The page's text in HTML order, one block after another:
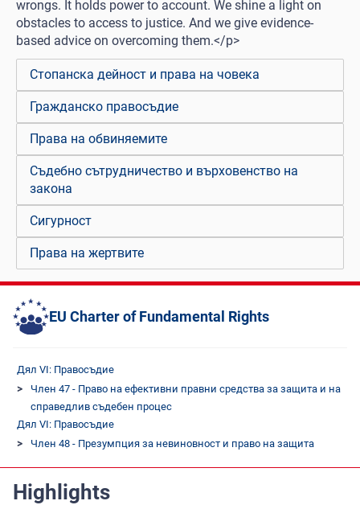
wrongs. It holds power to account. We shine a light on
obstacles to access to justice. And we give evidence-
based advice on overcoming them.</p>
Стопанска дейност и права на човека
Гражданско правосъдие
Права на обвиняемите
Съдебно сътрудничество и върховенство на
закона
Сигурност
Права на жертвите
EU Charter of Fundamental Rights
Дял VI: Правосъдие
Член 47 - Право на ефективни правни средства за защита и на
справедлив съдебен процес
Дял VI: Правосъдие
Член 48 - Презумпция за невиновност и право на защита
Highlights